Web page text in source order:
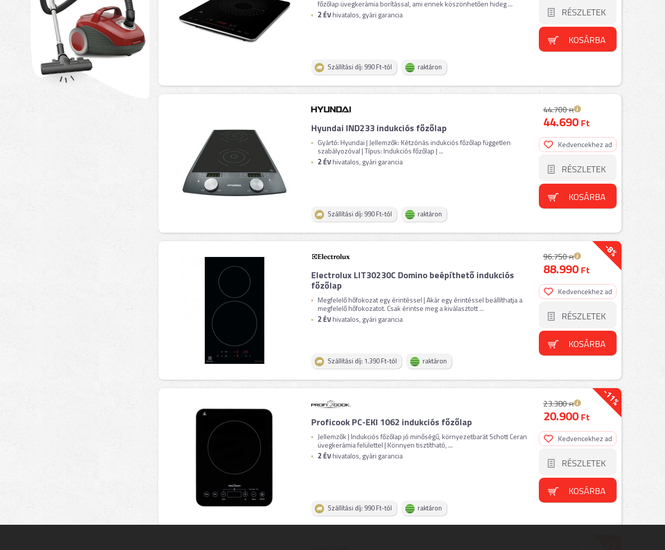
főzőlap üvegkerámia borítással, ami ennek köszönhetően hideg ...
2 ÉVhivatalos, gyári garancia
Szállítási díj: 990 Ft-tól raktáron
RÉSZLETEK
KOSÁRBA
Hyundai IND233 indukciós főzőlap
Gyártó: Hyundai | Jellemzők: Kétzónás indukciós főzőlap független
szabályozóval | Típus: Indukciós főzőlap | ...
2 ÉVhivatalos, gyári garancia
Szállítási díj: 990 Ft-tól raktáron
44.700Ft
44.690Ft
Kedvencekhez ad
RÉSZLETEK
KOSÁRBA
-8%
Electrolux LIT30230C Domino beépíthető indukciós
főzőlap
Megfelelő hőfokozat egy érintéssel | Akár egy érintéssel beállíthatja a
megfelelő hőfokozatot. Csak érintse meg a kiválasztott ...
2 ÉVhivatalos, gyári garancia
Szállítási díj: 1.390 Ft-tól raktáron
96.750Ft
88.990Ft
Kedvencekhez ad
RÉSZLETEK
KOSÁRBA
-11%
Proficook PC-EKI 1062 indukciós főzőlap
Jellemzők | Indukciós főzőlap jó minőségű, környezetbarát Schott Ceran
üvegkerámia felülettel | Könnyen tisztítható, ...
2 ÉVhivatalos, gyári garancia
Szállítási díj: 990 Ft-tól raktáron
23.380Ft
20.900Ft
Kedvencekhez ad
RÉSZLETEK
KOSÁRBA